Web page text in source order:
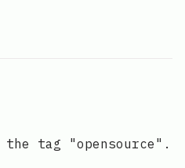
tag "opensource".